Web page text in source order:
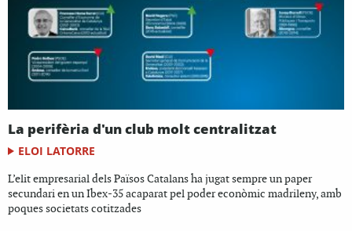
La perifèria d'un club molt centralitzat
ELOI LATORRE
L’elit empresarial dels Països Catalans ha jugat sempre un paper
secundari en un Ibex-35 acaparat pel poder econòmic madrileny, amb
poques societats cotitzades